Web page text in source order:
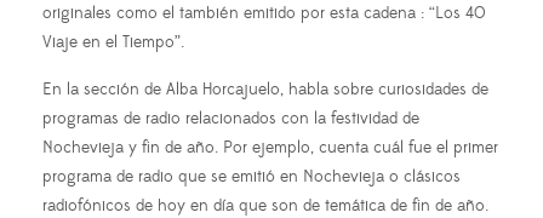
originales como el también emitido por esta cadena : “Los 40
Viaje en el Tiempo”.
En la sección de Alba Horcajuelo, habla sobre curiosidades de
programas de radio relacionados con la festividad de
Nochevieja y fin de año. Por ejemplo, cuenta cuál fue el primer
programa de radio que se emitió en Nochevieja o clásicos
radiofónicos de hoy en día que son de temática de fin de año.